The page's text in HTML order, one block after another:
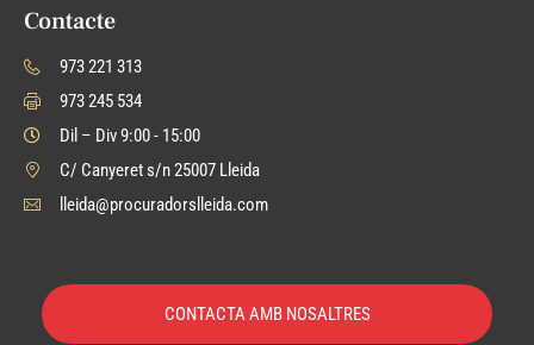
Contacte
973 221 313
973 245 534
Dil – Div 9:00 - 15:00
C/ Canyeret s/n 25007 Lleida
lleida@procuradorslleida.com
CONTACTA AMB NOSALTRES